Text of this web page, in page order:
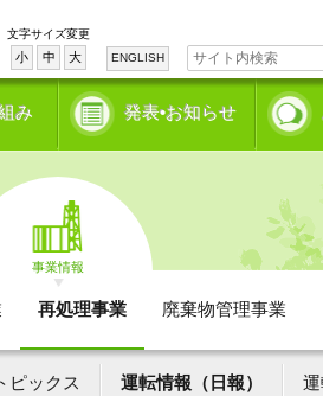
文字サイズ変更
小 中 大 ENGLISH
み 発表•お知らせ
事業情報
再処理事業 廃棄物管理事業
ピックス 運転情報（日報）